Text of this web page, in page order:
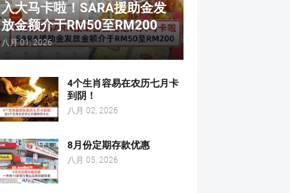
入大马卡啦！SARA援助金发
放金额介于RM50至RM200
八月 01, 2026
4个生肖容易在农历七月卡
到阴！
八月 02, 2026
8月份定期存款优惠
八月 05, 2026